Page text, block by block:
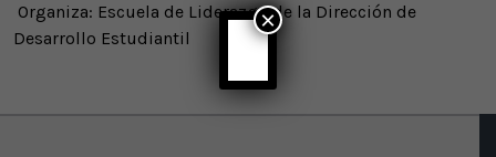
Organiza: Escuela de Liderazgo de la Dirección de
Desarrollo Estudiantil
×